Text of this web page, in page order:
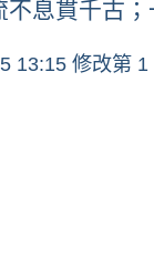
不息貫千古
13:15 修改第 1